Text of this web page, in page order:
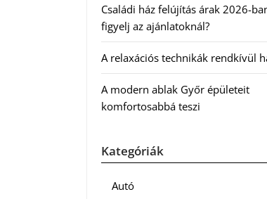
Családi ház felújítás árak 2026-
figyelj az ajánlatoknál?
A relaxációs technikák rendkívül
A modern ablak Győr épületeit
komfortosabbá teszi
Kategóriák
Autó